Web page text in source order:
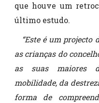
que houve um
último estudo.
“Este é um projecto
as crianças do
as suas maiores
mobilidade, da
forma de